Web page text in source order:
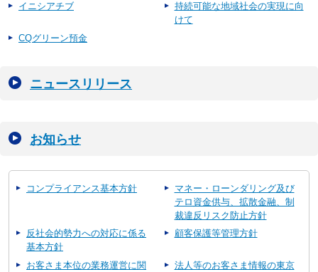
イニシアチブ
持続可能な地域社会の実現に向
けて
CQグリーン預金
ニュースリリース
お知らせ
コンプライアンス基本方針
マネー・ローンダリング及び
テロ資金供与、拡散金融、制
裁違反リスク防止方針
反社会的勢力への対応に係る
基本方針
顧客保護等管理方針
お客さま本位の業務運営に関
法人等のお客さま情報の東京